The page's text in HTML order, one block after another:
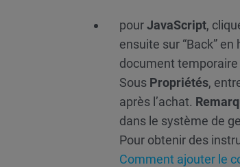
pourJavaScript,
ensuite sur “Back”
document temporaire
Sous Propriétés,
après l’achat.
dans le système de
Pour obtenir des
Comment ajouter le